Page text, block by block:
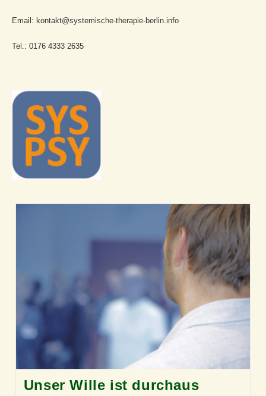
Email: kontakt@systemische-therapie-berlin.info
Tel.: 0176 4333 2635
Unser Wille ist durchaus